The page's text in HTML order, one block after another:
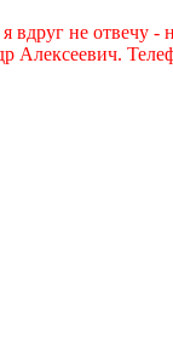
вдруг не отвечу
Алексеевич.